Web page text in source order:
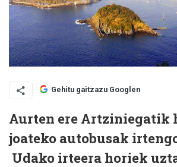
Gehitu gaitzazu Googlen
Aurten ere Artziniegatik
joateko autobusak
Udako irteera horiek